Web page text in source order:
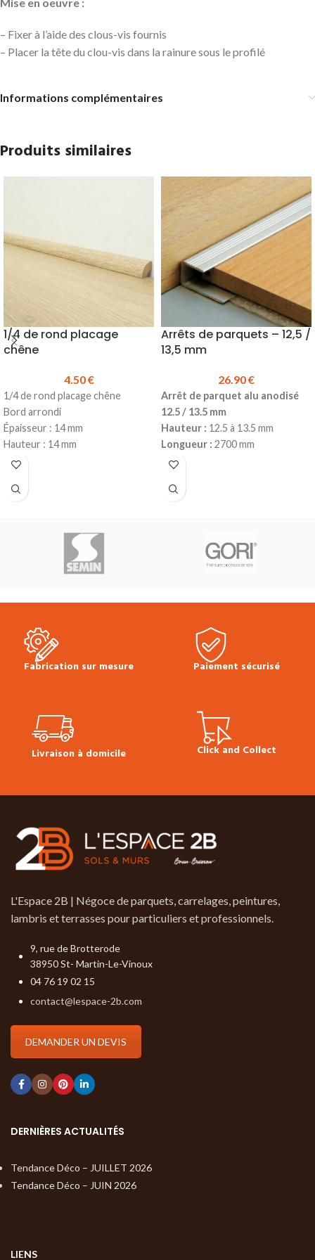
Mise en oeuvre :
– Fixer à l’aide des clous-vis fournis
– Placer la tête du clou-vis dans la rainure sous le profilé
Informations complémentaires
Produits similaires
1/4 de rond placage
chêne
4.50€
1/4 de rond placage chêne
Bord arrondi
Épaisseur : 14 mm
Hauteur : 14 mm
Longueur : 2500 mm
Prix TTC à la longueur :
sur toute la longueur
(possibilité de clouer en
Arrêts de parquets – 12,5 /
13,5 mm
26.90€
Arrêt de parquet alu anodisé
12.5 / 13.5 mm
Hauteur : 12.5 à 13.5 mm
Longueur : 2700 mm
Produit en stock
Prix TTC à la longueur :
Fabrication sur mesure Paiement sécurisé
Livraison à domicile Click and Collect
L'Espace 2B | Négoce de parquets, carrelages, peintures,
lambris et terrasses pour particuliers et professionnels.
9, rue de Brotterode
38950 St- Martin-Le-Vinoux
04 76 19 02 15
contact@lespace-2b.com
DEMANDER UN DEVIS
DERNIÈRES ACTUALITÉS
Tendance Déco – JUILLET 2026
Tendance Déco – JUIN 2026
LIENS